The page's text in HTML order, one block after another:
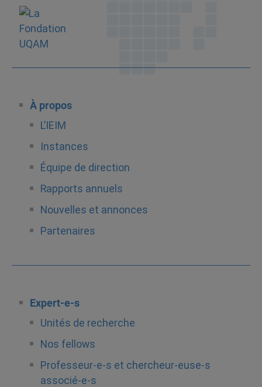
À propos
L’IEIM
Instances
Équipe de direction
Rapports annuels
Nouvelles et annonces
Partenaires
Expert-e-s
Unités de recherche
Nos fellows
Professeur-e-s et chercheur-euse-s
associé-e-s